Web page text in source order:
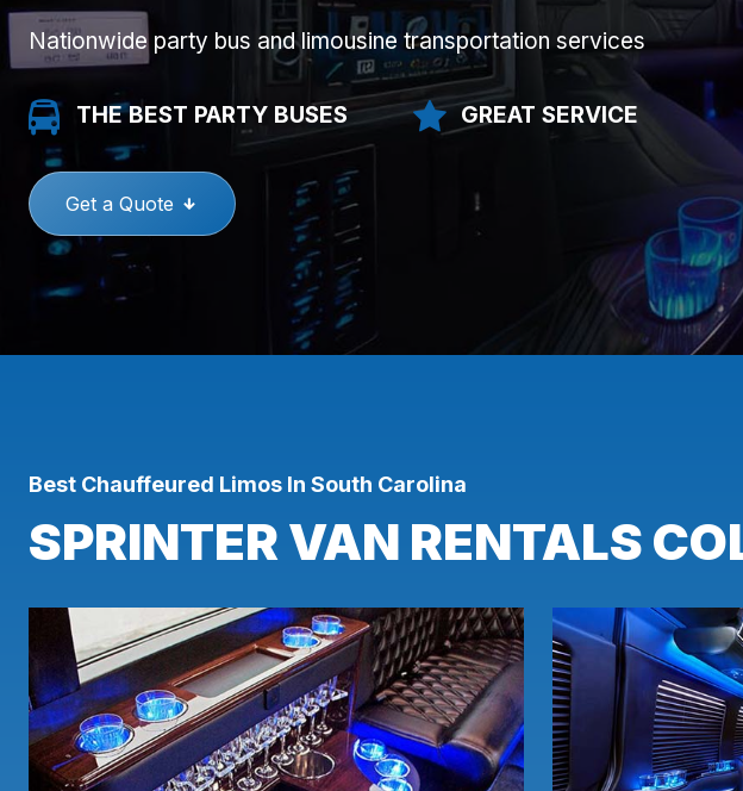
Nationwide party bus and limousine transportation services
THE BEST PARTY BUSES GREAT SERVICE
Get a Quote
Best Chauffeured Limos In South Carolina
SPRINTER VAN RENTALS